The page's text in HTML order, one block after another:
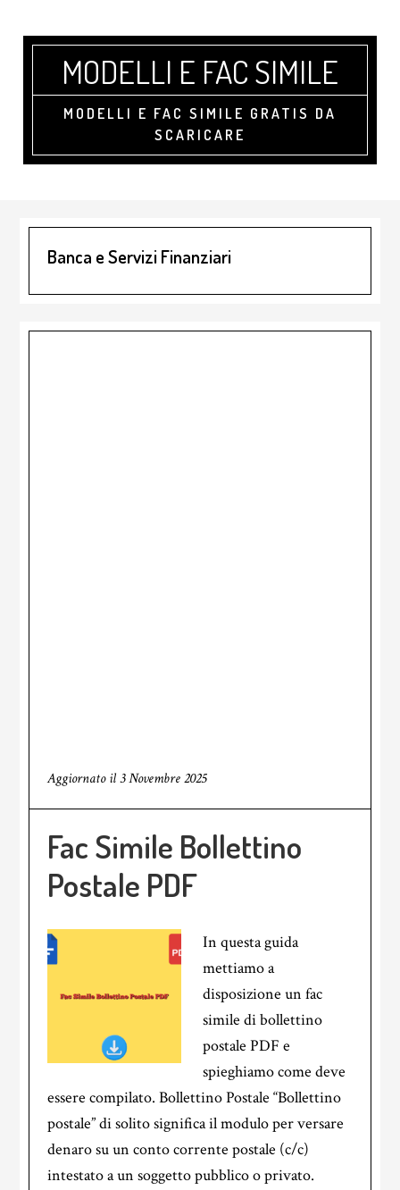
primary
footer
MODELLI E FAC SIMILE
MODELLI E FAC SIMILE GRATIS DA
SCARICARE
Banca e Servizi Finanziari
Aggiornato il3 Novembre 2025
Fac Simile Bollettino
Postale PDF
In questa guida
mettiamo a
disposizione un fac
simile di bollettino
postale PDF e
spieghiamo come deve
essere compilato. Bollettino Postale “Bollettino
postale” di solito significa il modulo per versare
denaro su un conto corrente postale (c/c)
intestato a un soggetto pubblico o privato.